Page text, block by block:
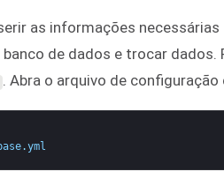
as informações necessárias
de dados e trocar dados.
. Abra o arquivo de
.yml